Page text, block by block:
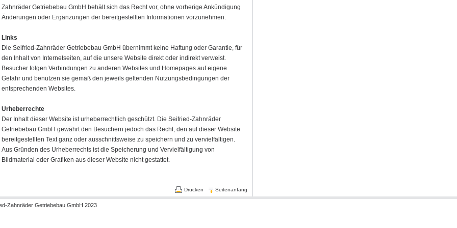
Zahnräder Getriebebau GmbH behält sich das Recht vor, ohne vorherige Ankündigung
Änderungen oder Ergänzungen der bereitgestellten Informationen vorzunehmen.
Links
Die Seifried-Zahnräder Getriebebau GmbH übernimmt keine Haftung oder Garantie, für
den Inhalt von Internetseiten, auf die unsere Website direkt oder indirekt verweist.
Besucher folgen Verbindungen zu anderen Websites und Homepages auf eigene
Gefahr und benutzen sie gemäß den jeweils geltenden Nutzungsbedingungen der
entsprechenden Websites.
Urheberrechte
Der Inhalt dieser Website ist urheberrechtlich geschützt. Die Seifried-Zahnräder
Getriebebau GmbH gewährt den Besuchern jedoch das Recht, den auf dieser Website
bereitgestellten Text ganz oder ausschnittsweise zu speichern und zu vervielfältigen.
Aus Gründen des Urheberrechts ist die Speicherung und Vervielfältigung von
Bildmaterial oder Grafiken aus dieser Website nicht gestattet.
Drucken Seitenanfang
Zahnräder Getriebebau GmbH 2023